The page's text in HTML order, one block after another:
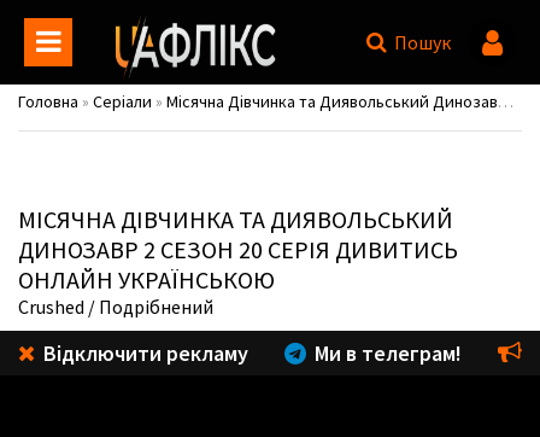
Пошук
Головна » Серіали » Місячна Дівчинка та Диявольський Динозавр / Marvel's Moon Girl and Devil Dinosaur
МІСЯЧНА ДІВЧИНКА ТА ДИЯВОЛЬСЬКИЙ
ДИНОЗАВР 2 СЕЗОН 20 СЕРІЯ ДИВИТИСЬ
ОНЛАЙН УКРАЇНСЬКОЮ
Crushed / Подрібнений
Відключити рекламу Ми в телеграм!